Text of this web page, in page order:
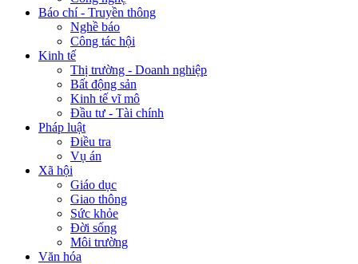
Báo chí - Truyền thông
Nghề báo
Công tác hội
Kinh tế
Thị trường - Doanh nghiệp
Bất động sản
Kinh tế vĩ mô
Đầu tư - Tài chính
Pháp luật
Điều tra
Vụ án
Xã hội
Giáo dục
Giao thông
Sức khỏe
Đời sống
Môi trường
Văn hóa